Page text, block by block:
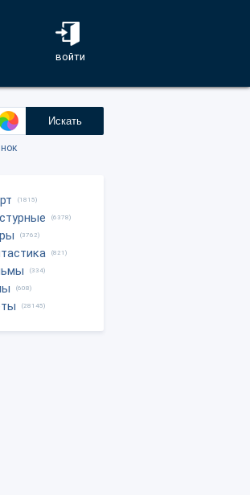
войти
Искать
(1815)
(6378)
(3762)
(821)
(334)
(608)
(28145)